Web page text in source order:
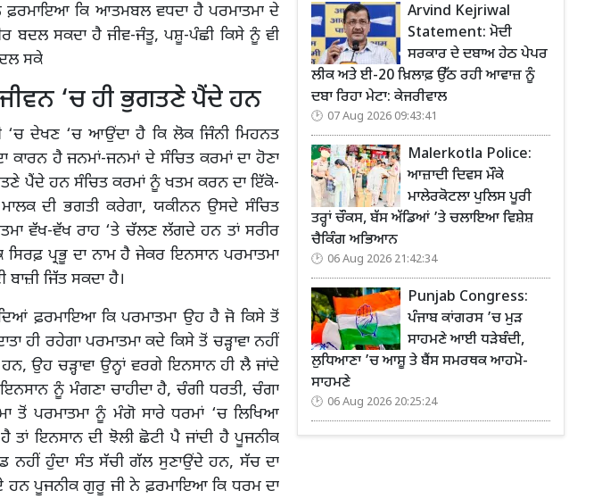
ਫ਼ਰਮਾਇਆ ਕਿ ਆਤਮਬਲ ਵਧਦਾ ਹੈ ਪਰਮਾਤਮਾ ਦੇ
ਬਦਲ ਸਕਦਾ ਹੈ ਜੀਵ-ਜੰਤੂ, ਪਸ਼ੂ-ਪੰਛੀ ਕਿਸੇ ਨੂੰ ਵੀ
ਸਕੇ
‘ਚ ਹੀ ਭੁਗਤਣੇ ਪੈਂਦੇ ਹਨ
ਦੇਖਣ ‘ਚ ਆਉਂਦਾ ਹੈ ਕਿ ਲੋਕ ਜਿੰਨੀ ਮਿਹਨਤ
ਹੈ ਜਨਮਾਂ-ਜਨਮਾਂ ਦੇ ਸੰਚਿਤ ਕਰਮਾਂ ਦਾ ਹੋਣਾ
ਪੈਂਦੇ ਹਨ ਸੰਚਿਤ ਕਰਮਾਂ ਨੂੰ ਖਤਮ ਕਰਨ ਦਾ ਇੱਕੋ-
ਦੀ ਭਗਤੀ ਕਰੇਗਾ, ਯਕੀਨਨ ਉਸਦੇ ਸੰਚਿਤ
ਵੱਖ-ਵੱਖ ਰਾਹ ‘ਤੇ ਚੱਲਣ ਲੱਗਦੇ ਹਨ ਤਾਂ ਸਰੀਰ
ਪ੍ਰਭੂ ਦਾ ਨਾਮ ਹੈ ਜੇਕਰ ਇਨਸਾਨ ਪਰਮਾਤਮਾ
ਜਿੱਤ ਸਕਦਾ ਹੈ।
ਫ਼ਰਮਾਇਆ ਕਿ ਪਰਮਾਤਮਾ ਉਹ ਹੈ ਜੋ ਕਿਸੇ ਤੋਂ
ਹੀ ਰਹੇਗਾ ਪਰਮਾਤਮਾ ਕਦੇ ਕਿਸੇ ਤੋਂ ਚੜ੍ਹਾਵਾ ਨਹੀਂ
ਉਹ ਚੜ੍ਹਾਵਾ ਉਨ੍ਹਾਂ ਵਰਗੇ ਇਨਸਾਨ ਹੀ ਲੈ ਜਾਂਦੇ
ਨੂੰ ਮੰਗਣਾ ਚਾਹੀਦਾ ਹੈ, ਚੰਗੀ ਧਰਤੀ, ਚੰਗਾ
ਤੋਂ ਪਰਮਾਤਮਾ ਨੂੰ ਮੰਗੋ ਸਾਰੇ ਧਰਮਾਂ ‘ਚ ਲਿਖਿਆ
ਇਨਸਾਨ ਦੀ ਝੋਲੀ ਛੋਟੀ ਪੈ ਜਾਂਦੀ ਹੈ ਪੂਜਨੀਕ
ਹੁੰਦਾ ਸੰਤ ਸੱਚੀ ਗੱਲ ਸੁਣਾਉਂਦੇ ਹਨ, ਸੱਚ ਦਾ
ਹਨ ਪੂਜਨੀਕ ਗੁਰੂ ਜੀ ਨੇ ਫ਼ਰਮਾਇਆ ਕਿ ਧਰਮ ਦਾ
Arvind Kejriwal
Statement: ਮੋਦੀ
ਸਰਕਾਰ ਦੇ ਦਬਾਅ ਹੇਠ ਪੇਪਰ
ਲੀਕ ਅਤੇ ਈ-20 ਖ਼ਿਲਾਫ਼ ਉੱਠ ਰਹੀ ਆਵਾਜ਼ ਨੂੰ
ਦਬਾ ਰਿਹਾ ਮੇਟਾ: ਕੇਜਰੀਵਾਲ
07 Aug 2026 09:43:41
Malerkotla Police:
ਆਜ਼ਾਦੀ ਦਿਵਸ ਮੌਕੇ
ਮਾਲੇਰਕੋਟਲਾ ਪੁਲਿਸ ਪੂਰੀ
ਤਰ੍ਹਾਂ ਚੌਕਸ, ਬੱਸ ਅੱਡਿਆਂ ’ਤੇ ਚਲਾਇਆ ਵਿਸ਼ੇਸ਼
ਚੈਕਿੰਗ ਅਭਿਆਨ
06 Aug 2026 21:42:34
Punjab Congress:
ਪੰਜਾਬ ਕਾਂਗਰਸ ’ਚ ਮੁੜ
ਸਾਹਮਣੇ ਆਈ ਧੜੇਬੰਦੀ,
ਲੁਧਿਆਣਾ ’ਚ ਆਸ਼ੂ ਤੇ ਬੈਂਸ ਸਮਰਥਕ ਆਹਮੋ-
ਸਾਹਮਣੇ
06 Aug 2026 20:25:24